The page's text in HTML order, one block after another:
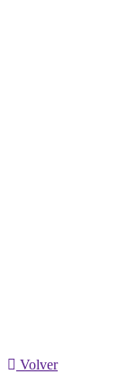
Volver